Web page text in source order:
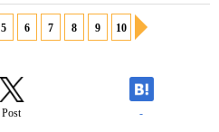
5 6 7 8 9 10
Post -